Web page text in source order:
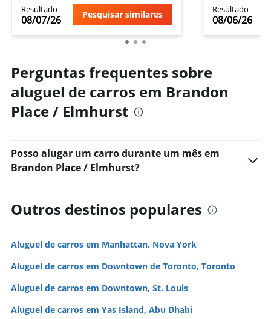
Resultado
08/07/26 Pesquisar similares Resultado
08/06/26
Perguntas frequentes sobre
aluguel de carros em Brandon
Place / Elmhurst
Posso alugar um carro durante um mês em
Brandon Place / Elmhurst?
Outros destinos populares
Aluguel de carros em Manhattan, Nova York
Aluguel de carros em Downtown de Toronto, Toronto
Aluguel de carros em Downtown, St. Louis
Aluguel de carros em Yas Island, Abu Dhabi